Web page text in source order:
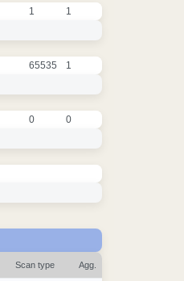
1 1
65535 1
0 0
Scan type Agg.